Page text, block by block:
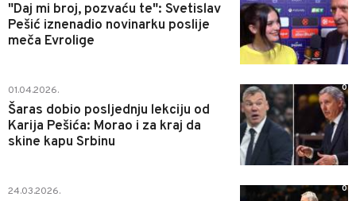
"Daj mi broj, pozvaću te": Svetislav
Pešić iznenadio novinarku poslije
meča Evrolige
01.04.2026.
Šaras dobio posljednju lekciju od
Karija Pešića: Morao i za kraj da
skine kapu Srbinu
0
24.03.2026. 0